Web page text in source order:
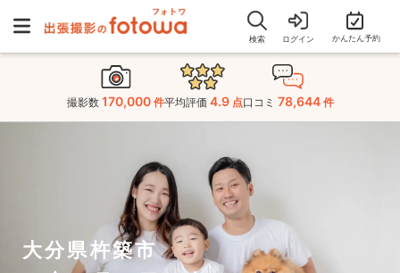
検索 ログイン かんたん予約
撮影数 170,000 件平均評価 4.9 点口コミ 78,644 件
大分県杵築市